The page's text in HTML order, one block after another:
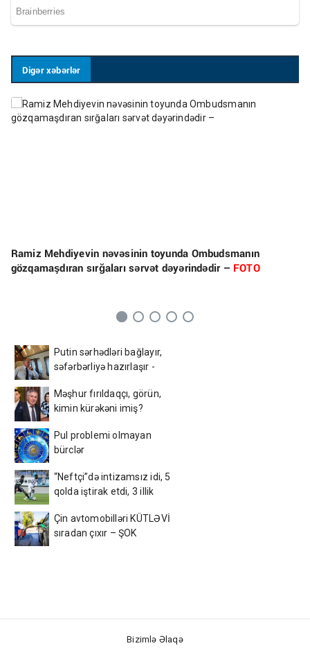
Digər xəbərlər
Ramiz Mehdiyevin nəvəsinin toyunda Ombudsmanın
gözqamaşdıran sırğaları sərvət dəyərindədir – FOTO
Putin sərhədləri bağlayır,
səfərbərliyə hazırlaşır -
Məşhur fırıldaqçı, görün,
kimin kürəkəni imiş?
Pul problemi olmayan
bürclər
“Neftçi”də intizamsız idi, 5
qolda iştirak etdi, 3 illik
Çin avtomobilləri KÜTLƏVİ
sıradan çıxır – ŞOK
Bizimlə Əlaqə